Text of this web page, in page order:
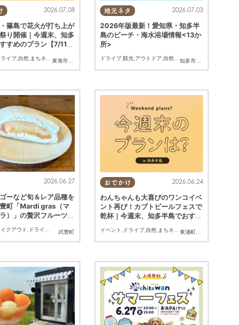
市 武豊町,南知多町 東海市
, 東浦町 常滑市, 南知多町
2026.07.08
篠島で花火が打ち上が
り開催｜今週末、知多
すめのプラン【7/11
ライブ,自然, まちネタ ,季節ネタ
地元ネタ
知多市
, 常滑市
2026.07.03
2026年版最新！愛知県・知多半
島のビーチ・海水浴場情報<13か
所>
ドライブ,観光,アウトドア,自然,まちネタ
比町 半田市 常滑市 武豊町
, 親子,家族 武豊町
2026.06.27
ーなど旬＆レア品種を
町「Mardi gras（マ
）」の贅沢フルーツサ
クアウト , ドライブ 行ってみたレポ 家族,カップル ,おひとりさま ,友人,ワンコイン
おでかけ
東浦町
,半田市
2026.06.24
わんちゃんも大喜びのワンコイベ
ント再び！カブトビールフェスで
乾杯｜今週末、知多半島でおすす
(日)】
イベント ドライブ 自然 まちネタ ,季節ネタ